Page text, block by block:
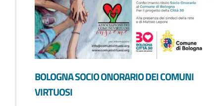
BOLOGNA SOCIO ONORARIO DEI COMUNI
VIRTUOSI